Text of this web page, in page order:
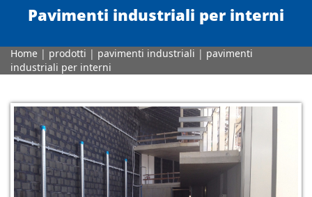
Pavimenti industriali per interni
Home | prodotti | pavimenti industriali | pavimenti
industriali per interni